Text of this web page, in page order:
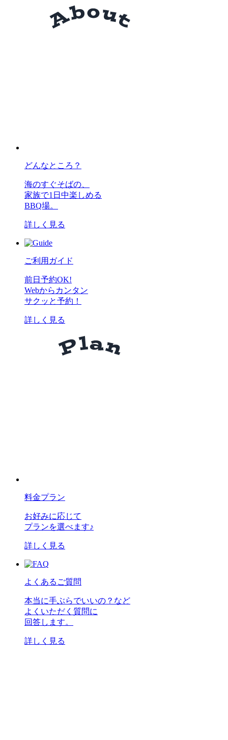
どんなところ？
海のすぐそばの、
家族で1日中楽しめる
BBQ場。
詳しく見る
ご利用ガイド
前日予約OK!
Webからカンタン
サクッと予約！
詳しく見る
料金プラン
お好みに応じて
プランを選べます♪
詳しく見る
よくあるご質問
本当に手ぶらでいいの？など
よくいただく質問に
回答します。
詳しく見る